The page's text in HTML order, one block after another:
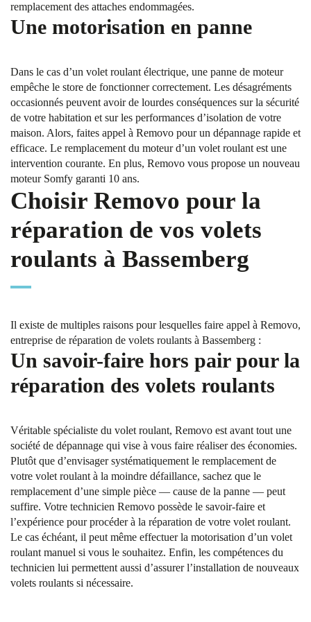
remplacement des attaches endommagées.
Une motorisation en panne
Dans le cas d’un volet roulant électrique, une panne de moteur
empêche le store de fonctionner correctement. Les désagréments
occasionnés peuvent avoir de lourdes conséquences sur la sécurité
de votre habitation et sur les performances d’isolation de votre
maison. Alors, faites appel à Removo pour un dépannage rapide et
efficace. Le remplacement du moteur d’un volet roulant est une
intervention courante. En plus, Removo vous propose un nouveau
moteur Somfy garanti 10 ans.
Choisir Removo pour la
réparation de vos volets
roulants à Bassemberg
Il existe de multiples raisons pour lesquelles faire appel à Removo,
entreprise de réparation de volets roulants à Bassemberg :
Un savoir-faire hors pair pour la
réparation des volets roulants
Véritable spécialiste du volet roulant, Removo est avant tout une
société de dépannage qui vise à vous faire réaliser des économies.
Plutôt que d’envisager systématiquement le remplacement de
votre volet roulant à la moindre défaillance, sachez que le
remplacement d’une simple pièce — cause de la panne — peut
suffire. Votre technicien Removo possède le savoir-faire et
l’expérience pour procéder à la réparation de votre volet roulant.
Le cas échéant, il peut même effectuer la motorisation d’un volet
roulant manuel si vous le souhaitez. Enfin, les compétences du
technicien lui permettent aussi d’assurer l’installation de nouveaux
volets roulants si nécessaire.